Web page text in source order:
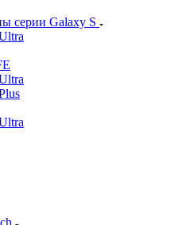
серии Galaxy S